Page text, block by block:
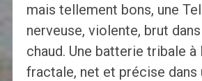
mais tellement bons, une
nerveuse, violente, brut
chaud. Une batterie tribale
fractale, net et précise dans